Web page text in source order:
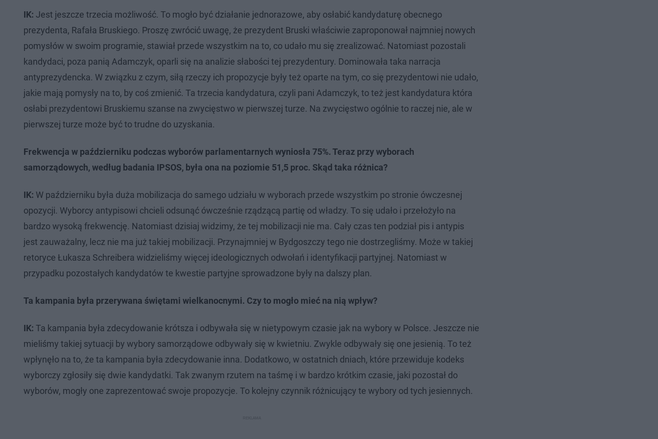
IK: Jest jeszcze trzecia możliwość. To mogło być działanie jednorazowe, aby osłabić kandydaturę obecnego
prezydenta, Rafała Bruskiego. Proszę zwrócić uwagę, że prezydent Bruski właściwie zaproponował najmniej nowych
pomysłów w swoim programie, stawiał przede wszystkim na to, co udało mu się zrealizować. Natomiast pozostali
kandydaci, poza panią Adamczyk, oparli się na analizie słabości tej prezydentury. Dominowała taka narracja
antyprezydencka. W związku z czym, siłą rzeczy ich propozycje były też oparte na tym, co się prezydentowi nie udało,
jakie mają pomysły na to, by coś zmienić. Ta trzecia kandydatura, czyli pani Adamczyk, to też jest kandydatura która
osłabi prezydentowi Bruskiemu szanse na zwycięstwo w pierwszej turze. Na zwycięstwo ogólnie to raczej nie, ale w
pierwszej turze może być to trudne do uzyskania.
Frekwencja w październiku podczas wyborów parlamentarnych wyniosła 75%. Teraz przy wyborach
samorządowych, według badania IPSOS, była ona na poziomie 51,5 proc. Skąd taka różnica?
IK: W październiku była duża mobilizacja do samego udziału w wyborach przede wszystkim po stronie ówczesnej
opozycji. Wyborcy antypisowi chcieli odsunąć ówcześnie rządzącą partię od władzy. To się udało i przełożyło na
bardzo wysoką frekwencję. Natomiast dzisiaj widzimy, że tej mobilizacji nie ma. Cały czas ten podział pis i antypis
jest zauważalny, lecz nie ma już takiej mobilizacji. Przynajmniej w Bydgoszczy tego nie dostrzegliśmy. Może w takiej
retoryce Łukasza Schreibera widzieliśmy więcej ideologicznych odwołań i identyfikacji partyjnej. Natomiast w
przypadku pozostałych kandydatów te kwestie partyjne sprowadzone były na dalszy plan.
Ta kampania była przerywana świętami wielkanocnymi. Czy to mogło mieć na nią wpływ?
IK: Ta kampania była zdecydowanie krótsza i odbywała się w nietypowym czasie jak na wybory w Polsce. Jeszcze nie
mieliśmy takiej sytuacji by wybory samorządowe odbywały się w kwietniu. Zwykle odbywały się one jesienią. To też
wpłynęło na to, że ta kampania była zdecydowanie inna. Dodatkowo, w ostatnich dniach, które przewiduje kodeks
wyborczy zgłosiły się dwie kandydatki. Tak zwanym rzutem na taśmę i w bardzo krótkim czasie, jaki pozostał do
wyborów, mogły one zaprezentować swoje propozycje. To kolejny czynnik różnicujący te wybory od tych jesiennych.